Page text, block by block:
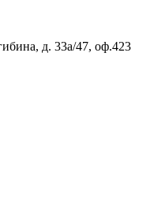
д. 33а/47, оф.423